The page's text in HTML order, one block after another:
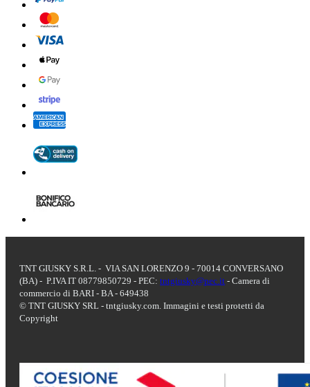
TNT GIUSKY S.R.L. - VIA SAN LORENZO 9 - 70014 CONVERSANO
(BA) - P.IVA IT 08779850729 - PEC: tntgiusky@pec.it - Camera di
commercio di BARI - BA - 649438
© TNT GIUSKY SRL - tntgiusky.com. Immagini e testi protetti da
Copyright